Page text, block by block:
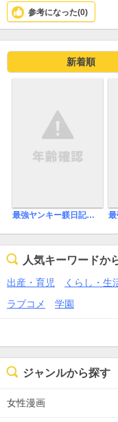
参考になった(0)
新着順
最強ヤンキー躾日記【単行本版】
人気キーワードか
出産・育児 くらし・生
ラブコメ
学園
ジャンルから探す
女性漫画